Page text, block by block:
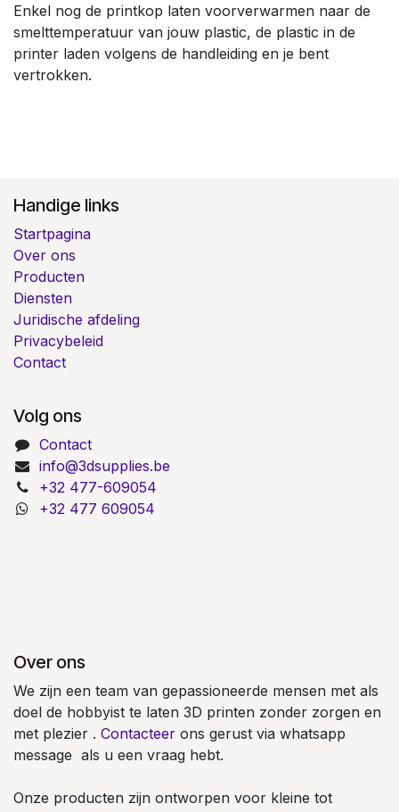
Enkel nog de printkop laten voorverwarmen naar de
smelttemperatuur van jouw plastic, de plastic in de
printer laden volgens de handleiding en je bent
vertrokken.
Handige links
Startpagina
Over ons
Producten
Diensten
Juridische afdeling
Privacybeleid
Contact
Volg ons
Contact
info@3dsupplies.be
+32 477-609054
+32 477 609054
Over ons
We zijn een team van gepassioneerde mensen met als
doel de hobbyist te laten 3D printen zonder zorgen en
met plezier . Contacteer ons gerust via whatsapp
message als u een vraag hebt.
Onze producten zijn ontworpen voor kleine tot